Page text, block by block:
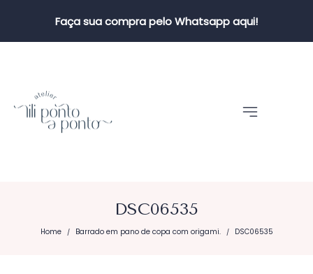
Faça sua compra pelo Whatsapp aqui!
DSC06535
Home / Barrado em pano de copa com origami. / DSC06535